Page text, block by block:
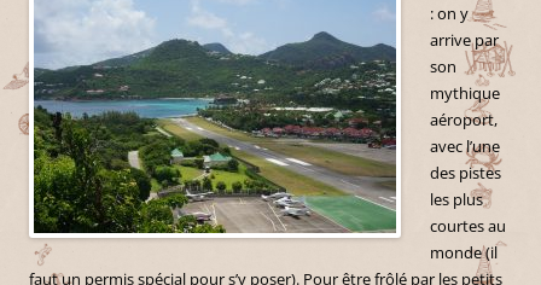
: on y
arrive par
son
mythique
aéroport,
avec l’une
des pistes
les plus
courtes au
monde (il
faut un permis spécial pour s’y poser). Pour être frôlé par les petits